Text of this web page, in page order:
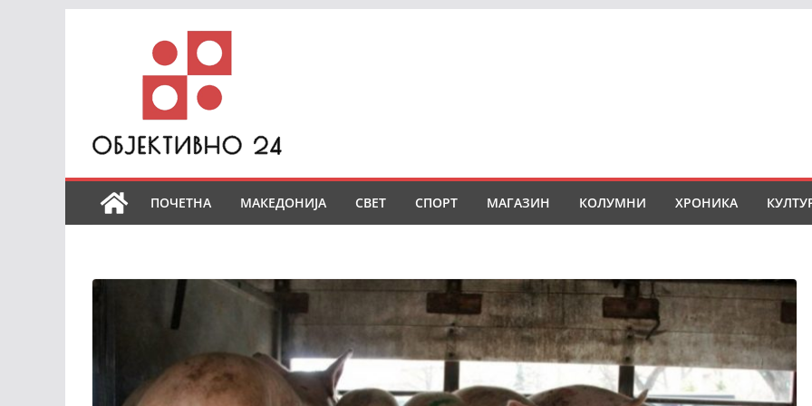
ПОЧЕТНА МАКЕДОНИЈА СВЕТ СПОРТ МАГАЗИН КОЛУМНИ ХРОНИКА